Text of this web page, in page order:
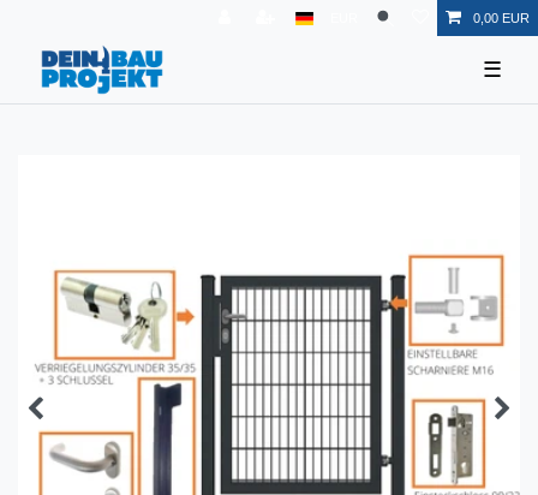
0,00 EUR
☰